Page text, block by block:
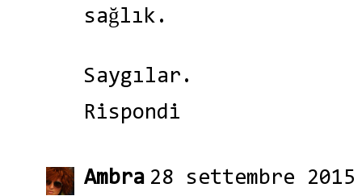
sağlık.
Saygılar.
Rispondi
Ambra 28 settembre